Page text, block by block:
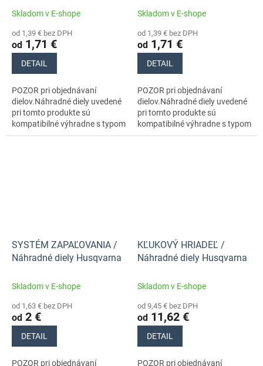
Skladom v E-shope
od 1,39 € bez DPH
od 1,71 €
DETAIL
POZOR pri objednávaní
dielov.Náhradné diely uvedené
pri tomto produkte sú
kompatibilné výhradne s typom
stroja s číslom 970657015
Skladom v E-shope
od 1,39 € bez DPH
od 1,71 €
DETAIL
POZOR pri objednávaní
dielov.Náhradné diely uvedené
pri tomto produkte sú
kompatibilné výhradne s typom
stroja s číslom 970657015
SYSTÉM ZAPAĽOVANIA /
Náhradné diely Husqvarna
Skladom v E-shope
od 1,63 € bez DPH
od 2 €
DETAIL
POZOR pri objednávaní
KĽUKOVÝ HRIADEĽ /
Náhradné diely Husqvarna
Skladom v E-shope
od 9,45 € bez DPH
od 11,62 €
DETAIL
POZOR pri objednávaní